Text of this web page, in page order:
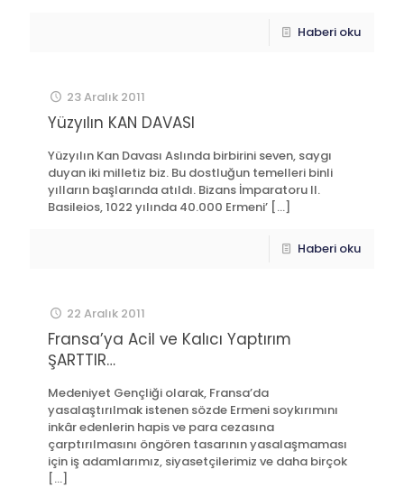
Haberi oku
23 Aralık 2011
Yüzyılın KAN DAVASI
Yüzyılın Kan Davası Aslında birbirini seven, saygı
duyan iki milletiz biz. Bu dostluğun temelleri binli
yılların başlarında atıldı. Bizans İmparatoru II.
Basileios, 1022 yılında 40.000 Ermeni’ […]
Haberi oku
22 Aralık 2011
Fransa’ya Acil ve Kalıcı Yaptırım
ŞARTTIR…
Medeniyet Gençliği olarak, Fransa’da
yasalaştırılmak istenen sözde Ermeni soykırımını
inkâr edenlerin hapis ve para cezasına
çarptırılmasını öngören tasarının yasalaşmaması
için iş adamlarımız, siyasetçilerimiz ve daha birçok
[…]